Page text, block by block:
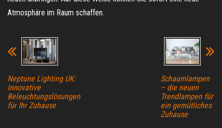
Atmosphäre im Raum schaffen.
Neptune Lighting UK:
Innovative
Beleuchtungslösungen
für Ihr Zuhause
Schaumlampen
– die neuen
Trendlampen für
ein gemütliches
Zuhause